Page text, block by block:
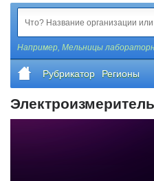
Например, Мельницы
Рубрикатор Регионы